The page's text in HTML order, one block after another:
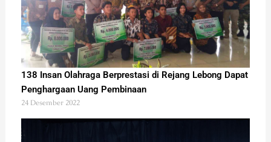
138 Insan Olahraga Berprestasi di Rejang Lebong Dapat
Penghargaan Uang Pembinaan
24 Desember 2022